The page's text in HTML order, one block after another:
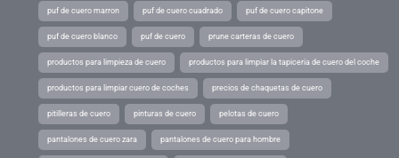
puf de cuero marron puf de cuero cuadrado puf de cuero capitone
puf de cuero blanco puf de cuero prune carteras de cuero
productos para limpieza de cuero productos para limpiar la tapiceria de cuero del coche
productos para limpiar cuero de coches precios de chaquetas de cuero
pitilleras de cuero pinturas de cuero pelotas de cuero
pantalones de cuero zara pantalones de cuero para hombre